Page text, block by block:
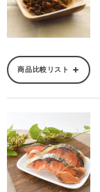
商品比較リスト